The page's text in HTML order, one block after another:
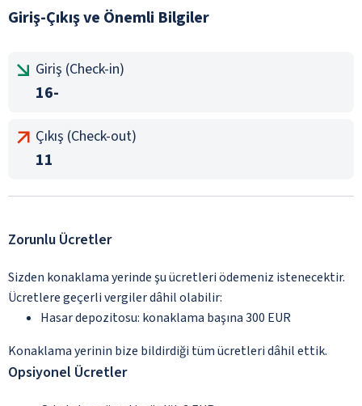
Giriş-Çıkış ve Önemli Bilgiler
Giriş (Check-in)
16-
Çıkış (Check-out)
11
Zorunlu Ücretler
Sizden konaklama yerinde şu ücretleri ödemeniz istenecektir.
Ücretlere geçerli vergiler dâhil olabilir:
Hasar depozitosu: konaklama başına 300 EUR
Konaklama yerinin bize bildirdiği tüm ücretleri dâhil ettik.
Opsiyonel Ücretler